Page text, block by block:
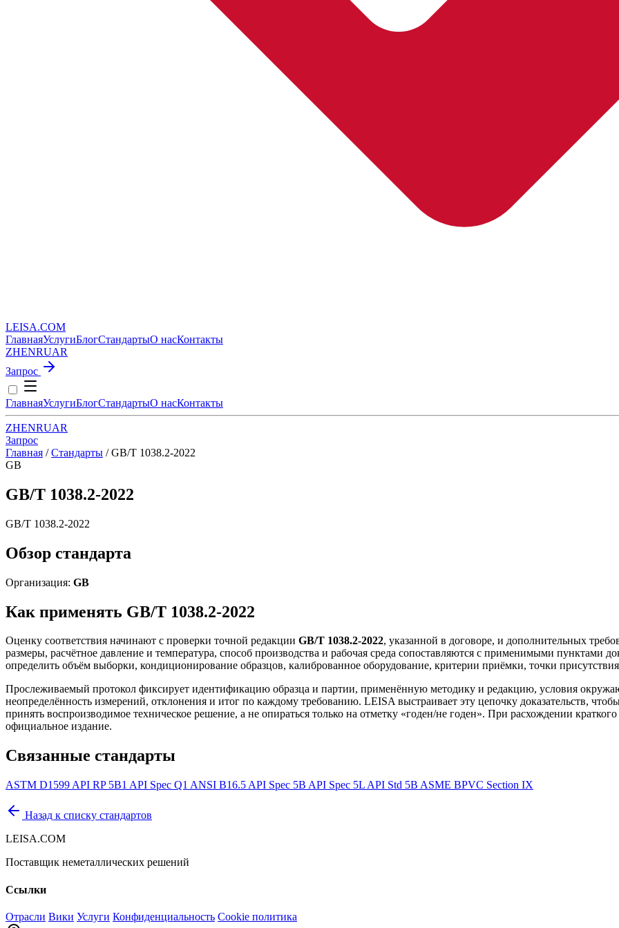
LEISA.COM
ГлавнаяУслугиБлогСтандартыО насКонтакты
ZHENRUAR
Запрос
ГлавнаяУслугиБлогСтандартыО насКонтакты
ZHENRUAR
Запрос
Главная / Стандарты / GB/T 1038.2-2022
GB
GB/T 1038.2-2022
GB/T 1038.2-2022
Обзор стандарта
Организация: GB
Как применять GB/T 1038.2-2022
Оценку соответствия начинают с проверки точной редакции GB/T 1038.2-2022, указанной в договоре, и дополнительных
размеры, расчётное давление и температура, способ производства и рабочая среда сопоставляются с применимыми пунктами
определить объём выборки, кондиционирование образцов, калиброванное оборудование, критерии приёмки, точки
Прослеживаемый протокол фиксирует идентификацию образца и партии, применённую методику и редакцию, условия
неопределённость измерений, отклонения и итог по каждому требованию. LEISA выстраивает эту цепочку доказательств,
принять воспроизводимое техническое решение, а не опираться только на отметку «годен/не годен». При расхождении
официальное издание.
Связанные стандарты
ASTM D1599 API RP 5B1 API Spec Q1 ANSI B16.5 API Spec 5B API Spec 5L API Std 5B ASME BPVC Section IX
Назад к списку стандартов
LEISA.COM
Поставщик неметаллических решений
Ссылки
Отрасли Вики Услуги Конфиденциальность Cookie политика